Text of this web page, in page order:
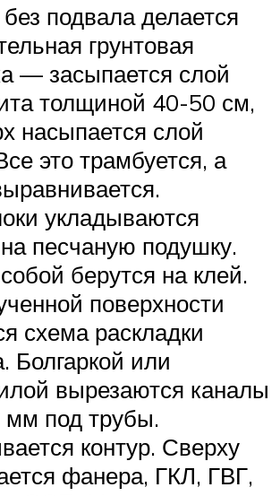
подвала делается
грунтовая
— засыпается слой
толщиной 40-50 см,
насыпается слой
это трамбуется, а
укладываются
песчаную подушку.
берутся на клей.
поверхности
схема раскладки
Болгаркой или
вырезаются каналы
мм под трубы.
контур. Сверху
фанера, ГКЛ, ГВГ,